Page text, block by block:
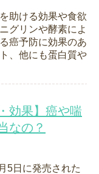
助ける効果や食欲
グリンや酵素によ
癌予防に効果のあ
、他にも蛋白質や
効果】癌や喘
なの？
5日に発売された